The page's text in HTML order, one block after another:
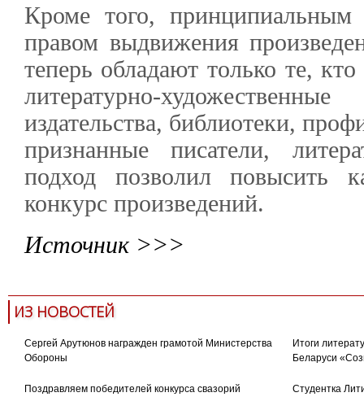
Кроме того,
правом выдвижения
теперь обладают только те,
литературно-
издательства, библиотеки,
признанные писатели,
подход позволил повысить
конкурс произведений.
Источник >>>
ИЗ НОВОСТЕЙ
Сергей Арутюнов награжден грамотой Министерства
Обороны
Итоги
Беларуси
Поздравляем победителей конкурса свазорий
Студентка